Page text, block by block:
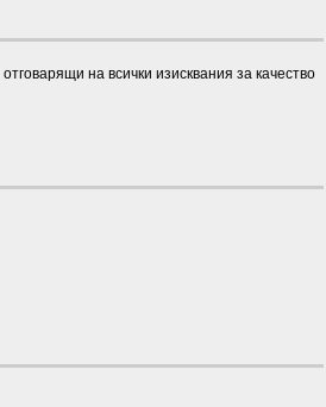
на всички изисквания за качество